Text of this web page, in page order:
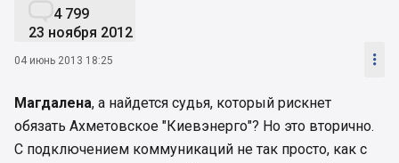
4 799
23 ноября 2012
04 июнь 2013 18:25 
Магдалена, а найдется судья, который рискнет
обязать Ахметовское "Киевэнерго"? Но это вторично.
С подключением коммуникаций не так просто, как с